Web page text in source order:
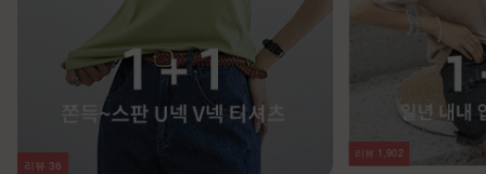
리뷰 36
리뷰 1,902